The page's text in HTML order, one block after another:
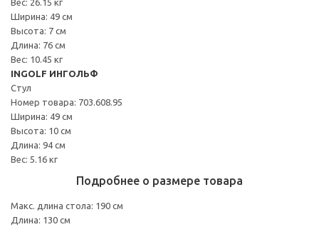
Ширина: 49 см
Высота: 7 см
Длина: 76 см
Вес: 10.45 кг
INGOLF ИНГОЛЬФ
Стул
Номер товара: 703.608.95
Ширина: 49 см
Высота: 10 см
Длина: 94 см
Вес: 5.16 кг
Подробнее о размере товара
Макс. длина стола: 190 см
Длина: 130 см